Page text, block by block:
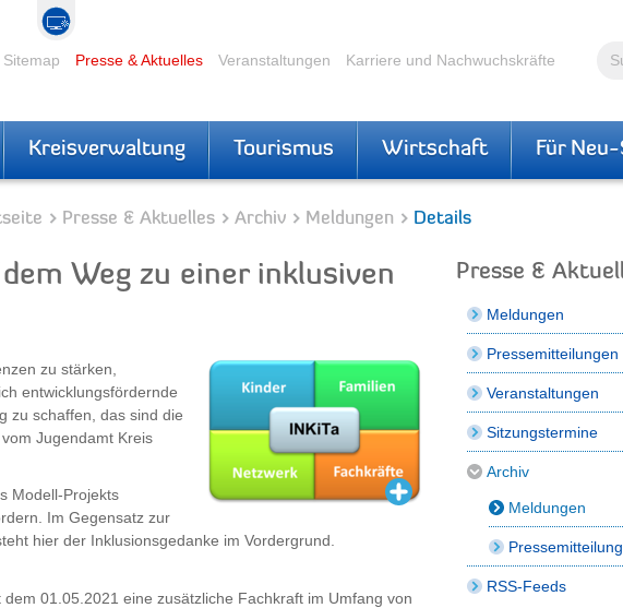
Sitemap Presse & Aktuelles Veranstaltungen Karriere und Nachwuchskräfte
Kreisverwaltung Tourismus Wirtschaft Für
Presse & Aktuelles Archiv Meldungen Details
Weg zu einer inklusiven
zu stärken,
entwicklungsfördernde
zu schaffen, das sind die
Jugendamt Kreis
Modell-Projekts
Im Gegensatz zur
steht hier der Inklusionsgedanke im Vordergrund.
01.05.2021 eine zusätzliche Fachkraft im Umfang von
Presse &
Meldungen
Pressemitteilungen
Veranstaltungen
Sitzungstermine
Archiv
Meldungen
RSS-Feeds